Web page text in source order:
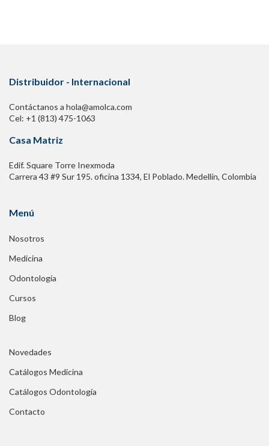
Distribuidor - Internacional
Contáctanos a hola@amolca.com
Cel: +1 (813) 475-1063
Casa Matriz
Edif. Square Torre Inexmoda
Carrera 43 #9 Sur 195. oficina 1334, El Poblado. Medellín, Colombia
Menú
Nosotros
Medicina
Odontología
Cursos
Blog
Novedades
Catálogos Medicina
Catálogos Odontología
Contacto